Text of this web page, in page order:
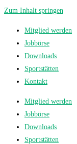
Zum Inhalt springen
Mitglied werden
Jobbörse
Downloads
Sportstätten
Kontakt
Mitglied werden
Jobbörse
Downloads
Sportstätten